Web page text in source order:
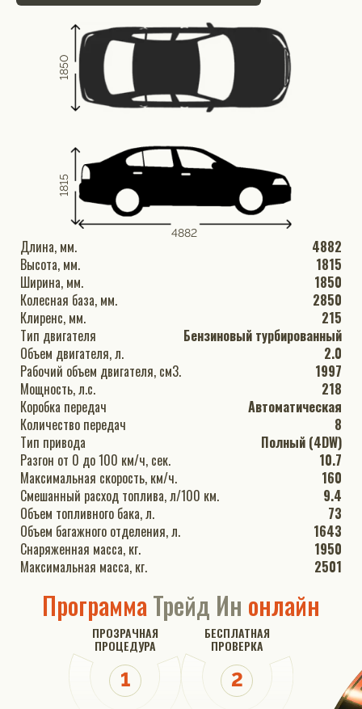
4882
1815
1850
Длина, мм.
4882
Высота, мм.
1815
Ширина, мм.
1850
Колесная база, мм.
2850
Клиренс, мм.
215
Тип двигателя
Бензиновый турбированный
Объем двигателя, л.
2.0
Рабочий объем двигателя, см3.
1997
Мощность, л.с.
218
Коробка передач
Автоматическая
Количество передач
8
Тип привода
Полный (4DW)
Разгон от 0 до 100 км/ч, сек.
10.7
Максимальная скорость, км/ч.
160
Смешанный расход топлива, л/100 км.
9.4
Объем топливного бака, л.
73
Объем багажного отделения, л.
1643
Снаряженная масса, кг.
1950
Максимальная масса, кг.
2501
ПрограммаТрейд Ин онлайн
ПРОЗРАЧНАЯ
ПРОЦЕДУРА
БЕСПЛАТНАЯ
ПРОВЕРКА